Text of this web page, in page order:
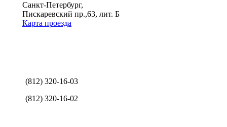
Санкт-Петербург,
Пискаревский пр.,63, лит. Б
Карта проезда
(812) 320-16-03
(812) 320-16-02